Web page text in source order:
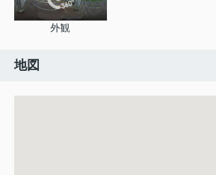
外観
地図